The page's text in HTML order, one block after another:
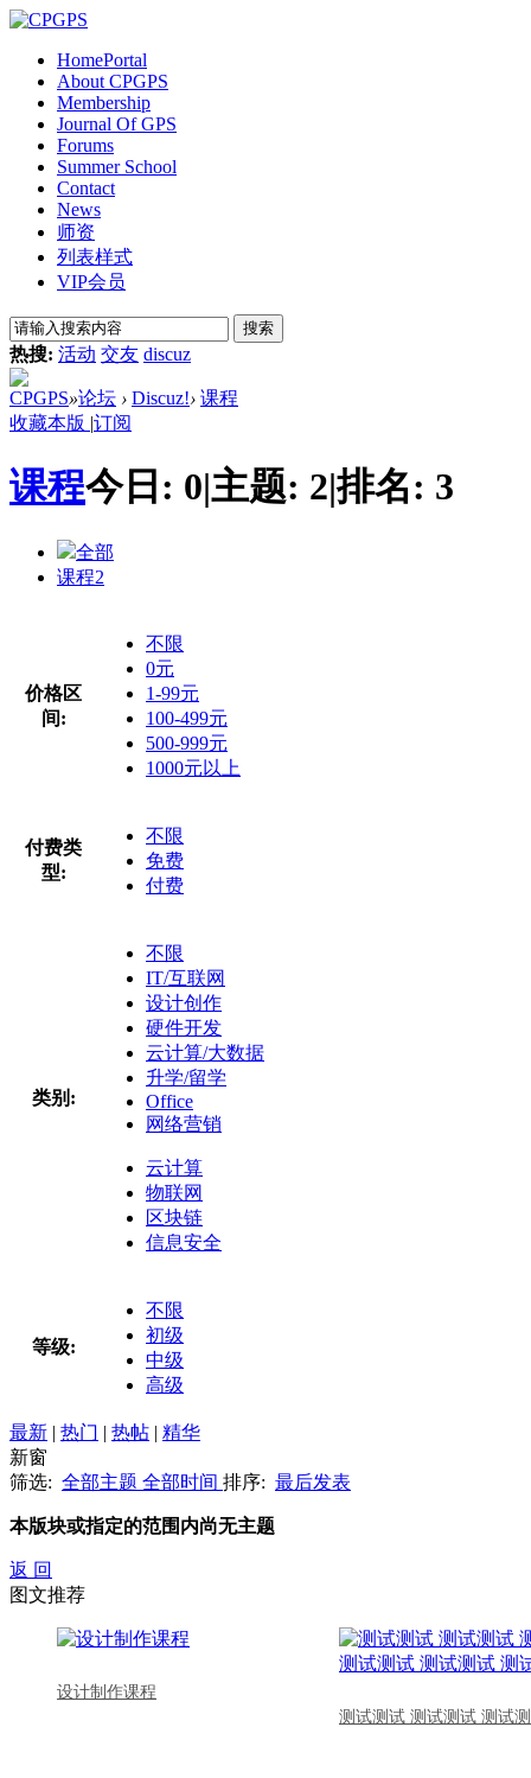
HomePortal
About CPGPS
Membership
Journal Of GPS
Forums
Summer School
Contact
News
师资
列表样式
VIP会员
搜索
热搜: 活动 交友 discuz
CPGPS»论坛 › Discuz!› 课程
收藏本版 |订阅
课程今日: 0|主题: 2|排名: 3
全部
课程2
价格区
间:
不限
0元
1-99元
100-499元
500-999元
1000元以上
付费类
型:
不限
免费
付费
类别:
不限
IT/互联网
设计创作
硬件开发
云计算/大数据
升学/留学
Office
网络营销
云计算
物联网
区块链
信息安全
等级:
不限
初级
中级
高级
最新 | 热门 | 热帖 | 精华
新窗
筛选: 全部主题 全部时间 排序: 最后发表
本版块或指定的范围内尚无主题
返 回
图文推荐
设计制作课程
测试测试 测试测试 测试